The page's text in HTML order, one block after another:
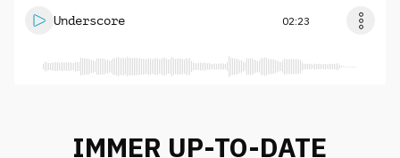
Underscore 02:23
IMMER UP-TO-DATE